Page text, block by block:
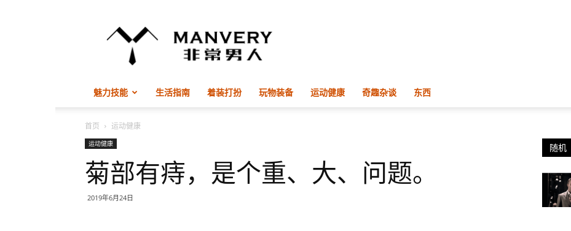
常
魅力技能
生活指南 着装打扮 玩物装备 运动健康 奇趣杂谈 东西
首页 运动健康
运动健康
菊部有痔，是个重、大、问题。
2019年6月24日
随机